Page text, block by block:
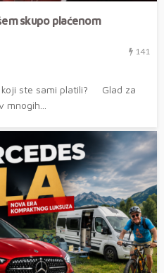
skupo plaćenom
141
koji ste sami platili? Glad za